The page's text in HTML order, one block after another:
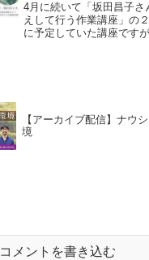
4月に続いて「坂田昌子さ
えして行う作業講座」の
に予定していた講座です
ったため、リベンジ開催
【アーカイブ配信】ナウ
境
コメントを書き込む